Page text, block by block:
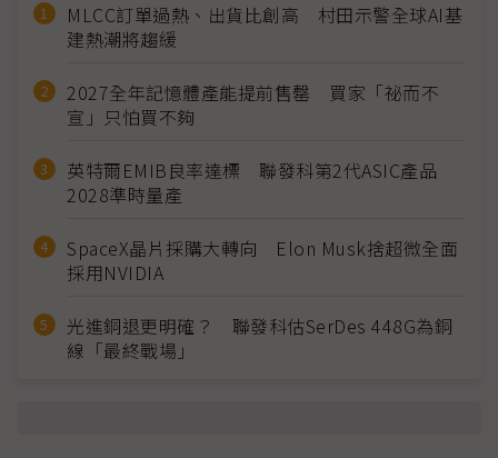
MLCC訂單過熱、出貨比創高 村田示警全球AI基
建熱潮將趨緩
2027全年記憶體產能提前售罄 買家「祕而不
宣」只怕買不夠
英特爾EMIB良率達標 聯發科第2代ASIC產品
2028準時量產
SpaceX晶片採購大轉向 Elon Musk捨超微全面
採用NVIDIA
光進銅退更明確？ 聯發科估SerDes 448G為銅
線「最終戰場」